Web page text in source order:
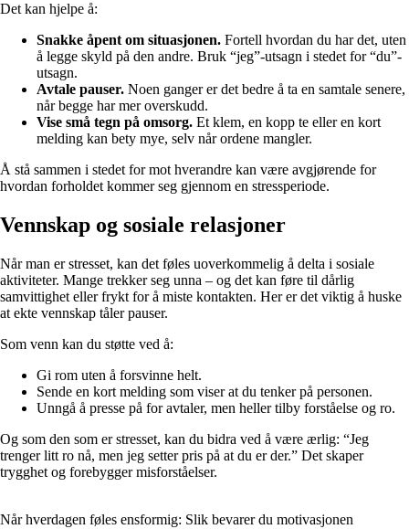
Det kan hjelpe å:
Snakke åpent om situasjonen. Fortell hvordan du har det, uten
å legge skyld på den andre. Bruk “jeg”-utsagn i stedet for “du”-
utsagn.
Avtale pauser. Noen ganger er det bedre å ta en samtale senere,
når begge har mer overskudd.
Vise små tegn på omsorg. Et klem, en kopp te eller en kort
melding kan bety mye, selv når ordene mangler.
Å stå sammen i stedet for mot hverandre kan være avgjørende for
hvordan forholdet kommer seg gjennom en stressperiode.
Vennskap og sosiale relasjoner
Når man er stresset, kan det føles uoverkommelig å delta i sosiale
aktiviteter. Mange trekker seg unna – og det kan føre til dårlig
samvittighet eller frykt for å miste kontakten. Her er det viktig å huske
at ekte vennskap tåler pauser.
Som venn kan du støtte ved å:
Gi rom uten å forsvinne helt.
Sende en kort melding som viser at du tenker på personen.
Unngå å presse på for avtaler, men heller tilby forståelse og ro.
Og som den som er stresset, kan du bidra ved å være ærlig: “Jeg
trenger litt ro nå, men jeg setter pris på at du er der.” Det skaper
trygghet og forebygger misforståelser.
Når hverdagen føles ensformig: Slik bevarer du motivasjonen